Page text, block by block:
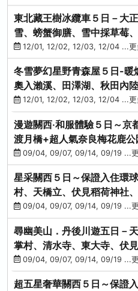
東北藏王樹冰纜車５日－大
雪、螃蟹御膳、雪中採草莓
理、松島遊船
12/01, 12/02, 12/03, 12/04 ...更
冬雪夢幻星野青森屋５日-暖
奧入瀨溪、田澤湖、秋田內
村(不進免稅店)
12/01, 12/02, 12/03, 12/04 ...更
漫遊關西‧和服體驗５日～京
渡月橋+超人氣奈良梅花鹿
09/04, 09/07, 09/14, 09/19 ...
星采關西５日～保證入住環
村、天橋立、伏見稻荷神社
09/04, 09/07, 09/14, 09/19 ...
尋幽美山．丹後川遊五日－
掌村、清水寺、東大寺、伏
09/04, 09/07, 09/14, 09/19 ...
超五星奢華關西５日～保證